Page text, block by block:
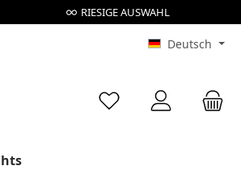
RIESIGE AUSWAHL
Deutsch
Du hast 0 Produkte